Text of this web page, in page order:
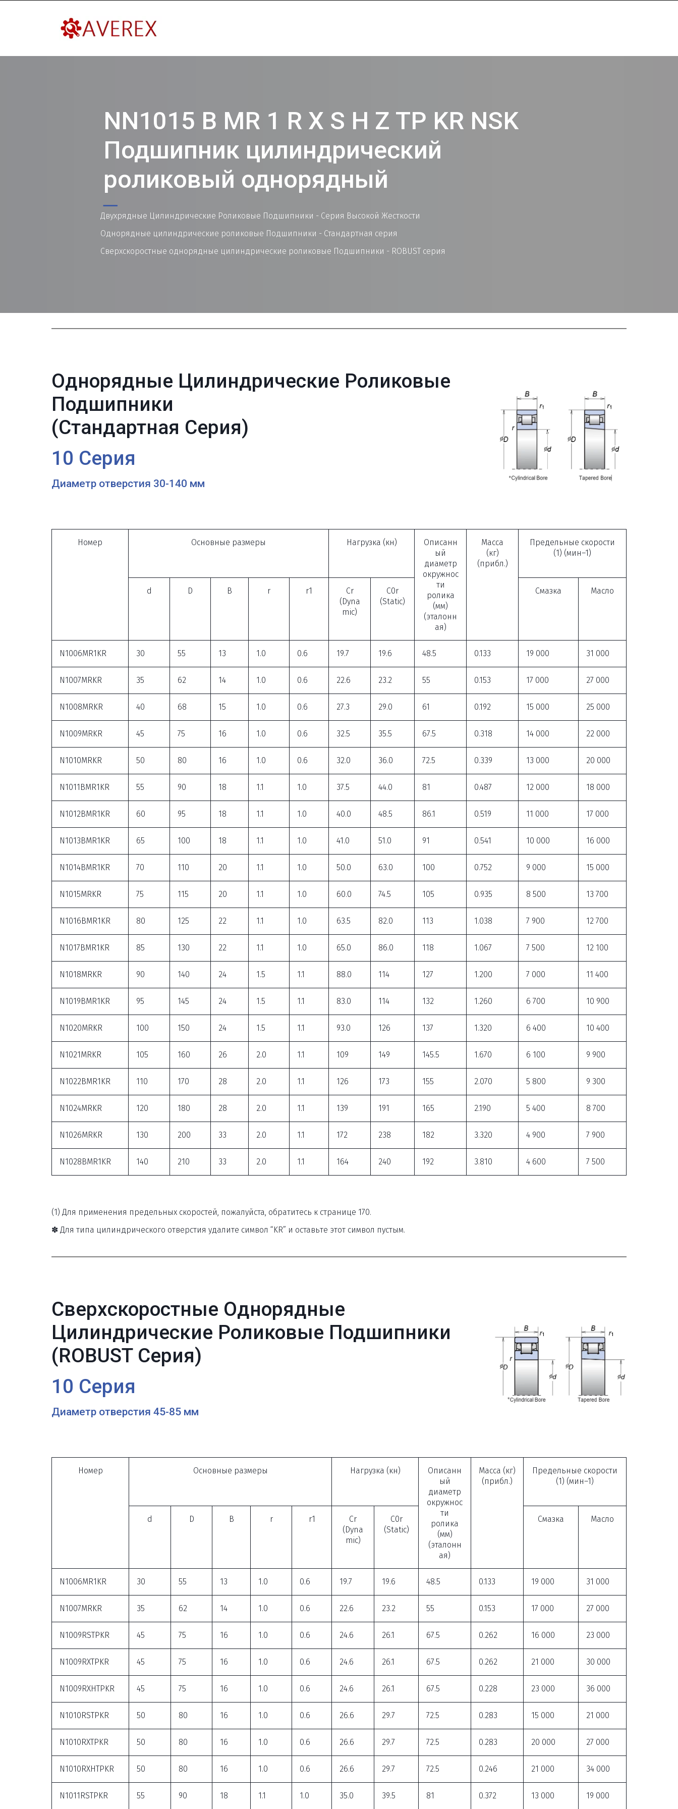
NN1015 B MR 1 R X S H Z TP KR NSK
Подшипник цилиндрический
роликовый однорядный
Двухрядные Цилиндрические Роликовые Подшипники - Серия Высокой Жесткости
Однорядные цилиндрические роликовые Подшипники - Стандартная серия
Сверхскоростные однорядные цилиндрические роликовые Подшипники - ROBUST серия
Однорядные Цилиндрические Роликовые
Подшипники
(Стандартная Серия)
10 Серия
Диаметр отверстия 30-140 мм
Номер Основные размеры Нагрузка (кн)
Описанн
ый
диаметр
окружнос
ти
ролика
(мм)
(эталонн
ая)
Масса
(кг)
(прибл.)
Предельные скорости
(1) (мин–1)
d D B r r1
Cr
(Dyna
mic)
C0r
(Static)
Смазка Масло
N1006MR1KR 30 55 13 1.0 0.6 19.7 19.6 48.5 0.133 19 000 31 000
N1007MRKR 35 62 14 1.0 0.6 22.6 23.2 55 0.153 17 000 27 000
N1008MRKR 40 68 15 1.0 0.6 27.3 29.0 61 0.192 15 000 25 000
N1009MRKR 45 75 16 1.0 0.6 32.5 35.5 67.5 0.318 14 000 22 000
N1010MRKR 50 80 16 1.0 0.6 32.0 36.0 72.5 0.339 13 000 20 000
N1011BMR1KR 55 90 18 1.1 1.0 37.5 44.0 81 0.487 12 000 18 000
N1012BMR1KR 60 95 18 1.1 1.0 40.0 48.5 86.1 0.519 11 000 17 000
N1013BMR1KR 65 100 18 1.1 1.0 41.0 51.0 91 0.541 10 000 16 000
N1014BMR1KR 70 110 20 1.1 1.0 50.0 63.0 100 0.752 9 000 15 000
N1015MRKR 75 115 20 1.1 1.0 60.0 74.5 105 0.935 8 500 13 700
N1016BMR1KR 80 125 22 1.1 1.0 63.5 82.0 113 1.038 7 900 12 700
N1017BMR1KR 85 130 22 1.1 1.0 65.0 86.0 118 1.067 7 500 12 100
N1018MRKR 90 140 24 1.5 1.1 88.0 114 127 1.200 7 000 11 400
N1019BMR1KR 95 145 24 1.5 1.1 83.0 114 132 1.260 6 700 10 900
N1020MRKR 100 150 24 1.5 1.1 93.0 126 137 1.320 6 400 10 400
N1021MRKR 105 160 26 2.0 1.1 109 149 145.5 1.670 6 100 9 900
N1022BMR1KR 110 170 28 2.0 1.1 126 173 155 2.070 5 800 9 300
N1024MRKR 120 180 28 2.0 1.1 139 191 165 2.190 5 400 8 700
N1026MRKR 130 200 33 2.0 1.1 172 238 182 3.320 4 900 7 900
N1028BMR1KR 140 210 33 2.0 1.1 164 240 192 3.810 4 600 7 500
(1) Для применения предельных скоростей, пожалуйста, обратитесь к странице 170.
✽ Для типа цилиндрического отверстия удалите символ “KR” и оставьте этот символ пустым.
Сверхскоростные Однорядные
Цилиндрические Роликовые Подшипники
(ROBUST Серия)
10 Серия
Диаметр отверстия 45-85 мм
Номер Основные размеры Нагрузка (кн)
Описанн
ый
диаметр
окружнос
ти
ролика
(мм)
(эталонн
ая)
Масса (кг)
(прибл.)
Предельные скорости
(1) (мин–1)
d D B r r1
Cr
(Dyna
mic)
C0r
(Static)
Смазка Масло
N1006MR1KR 30 55 13 1.0 0.6 19.7 19.6 48.5 0.133 19 000 31 000
N1007MRKR 35 62 14 1.0 0.6 22.6 23.2 55 0.153 17 000 27 000
N1009RSTPKR 45 75 16 1.0 0.6 24.6 26.1 67.5 0.262 16 000 23 000
N1009RXTPKR 45 75 16 1.0 0.6 24.6 26.1 67.5 0.262 21 000 30 000
N1009RXHTPKR 45 75 16 1.0 0.6 24.6 26.1 67.5 0.228 23 000 36 000
N1010RSTPKR 50 80 16 1.0 0.6 26.6 29.7 72.5 0.283 15 000 21 000
N1010RXTPKR 50 80 16 1.0 0.6 26.6 29.7 72.5 0.283 20 000 27 000
N1010RXHTPKR 50 80 16 1.0 0.6 26.6 29.7 72.5 0.246 21 000 34 000
N1011RSTPKR 55 90 18 1.1 1.0 35.0 39.5 81 0.372 13 000 19 000